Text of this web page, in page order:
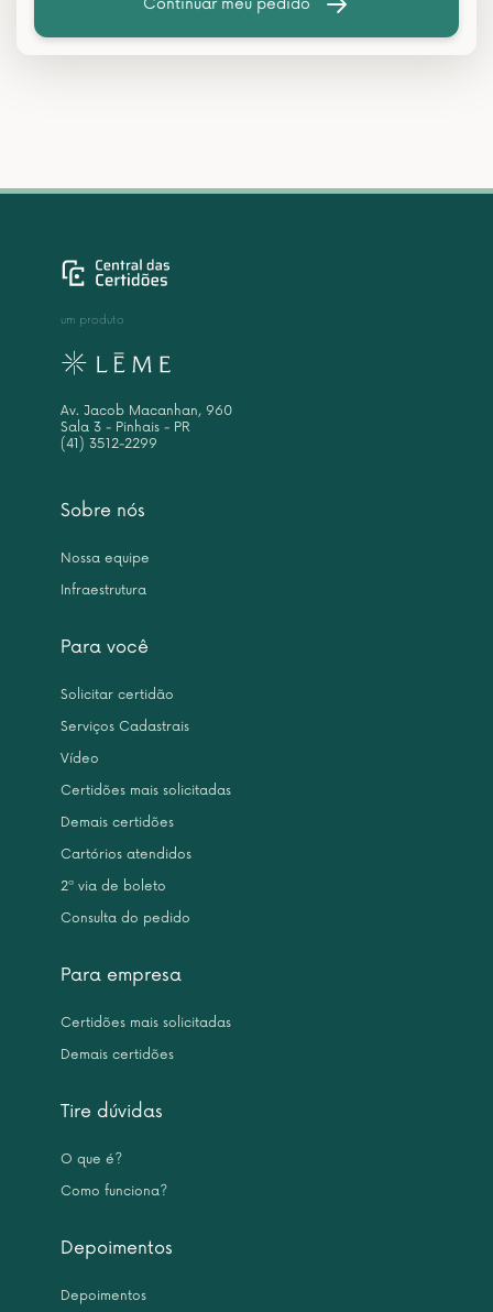
Continuar meu pedido
Sobre nós
Nossa equipe
Infraestrutura
Para você
Solicitar certidão
Serviços Cadastrais
Vídeo
Certidões mais solicitadas
Demais certidões
Cartórios atendidos
2ª via de boleto
Consulta do pedido
Para empresa
Certidões mais solicitadas
Demais certidões
Tire dúvidas
O que é?
Como funciona?
Depoimentos
Depoimentos
um produto
Av. Jacob Macanhan, 960
Sala 3 - Pinhais - PR
(41) 3512-2299